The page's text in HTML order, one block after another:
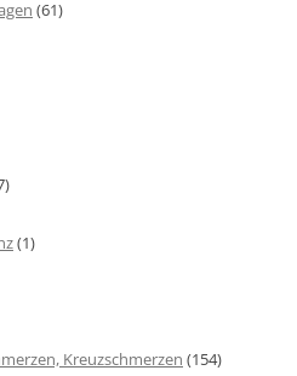
(61)
(1)
Kreuzschmerzen (154)